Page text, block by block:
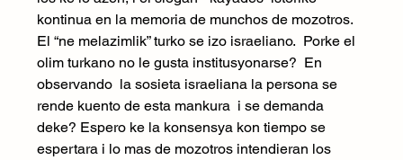
kontinua en la memoria de munchos de mozotros.
El “ne melazimlik” turko se izo israeliano.  Porke el
olim turkano no le gusta institusyonarse?  En
observando  la sosieta israeliana la persona se
rende kuento de esta mankura  i se demanda
deke? Espero ke la konsensya kon tiempo se
espertara i lo mas de mozotros intendieran los